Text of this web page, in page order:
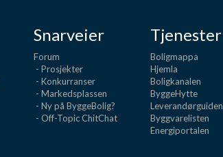
Snarveier
Forum
- Prosjekter
- Konkurranser
- Markedsplassen
- Ny på ByggeBolig?
- Off-Topic ChitChat
Tjenester
Boligmappa
Hjemla
Boligkanalen
ByggeHytte
Leverandørguiden
Byggvarelisten
Energiportalen